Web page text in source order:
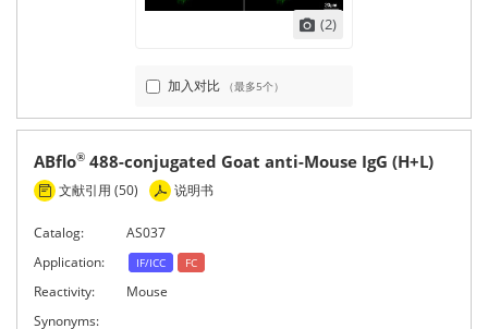
(2)
加入对比 （最多5个）
ABflo® 488-conjugated Goat anti-Mouse IgG (H+L)
文献引用 (50) 说明书
Catalog:
AS037
Application:
IF/ICC FC
Reactivity:
Mouse
Synonyms: